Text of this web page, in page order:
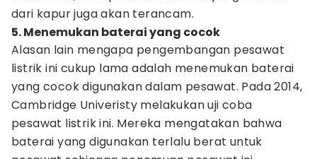
dari kapur juga akan terancam.
5. Menemukan baterai yang cocok
Alasan lain mengapa pengembangan pesawat
listrik ini cukup lama adalah menemukan baterai
yang cocok digunakan dalam pesawat. Pada 2014,
Cambridge Univeristy melakukan uji coba
pesawat listrik ini. Mereka mengatakan bahwa
baterai yang digunakan terlalu berat untuk